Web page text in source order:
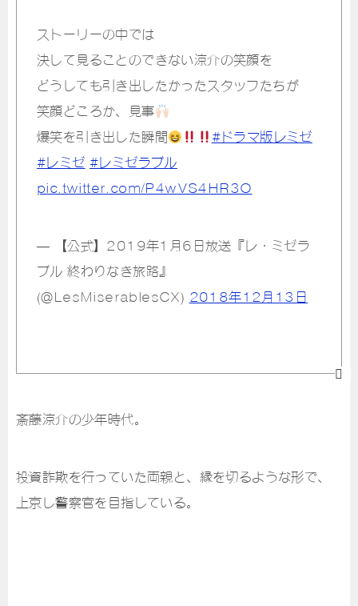
ストーリーの中では
決して見ることのできない涼介の笑顔を
どうしても引き出したかったスタッフたちが
笑顔どころか、見事
爆笑を引き出した瞬間
#ドラマ版レミゼ
#レミゼ #レミゼラブル
pic.twitter.com/P4wVS4HR3O
— 【公式】2019年1月6日放送『レ・ミゼラ
ブル 終わりなき旅路』
(@LesMiserablesCX) 2018年12月13日
斎藤涼介の少年時代。
投資詐欺を行っていた両親と、縁を切るような形で、
上京し警察官を目指している。